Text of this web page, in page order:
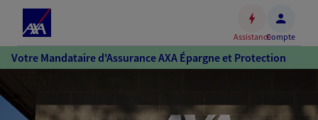
Accéder
au
Accéder
AssistanceCompte
Votre Mandataire d'Assurance AXA Épargne et Protection